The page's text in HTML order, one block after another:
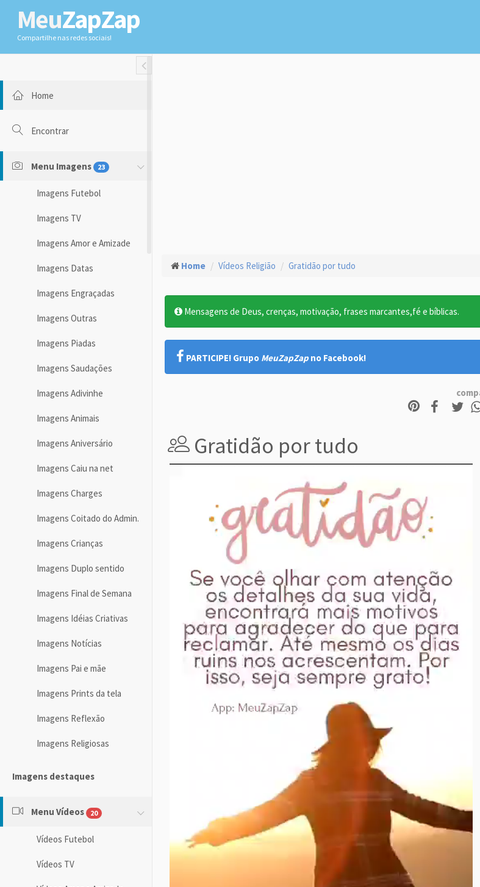
MeuZapZap
Compartilhe nas redes sociais!
Toggle Fullwidth
Home
Encontrar
Menu Imagens 23
Imagens Futebol
Imagens TV
Imagens Amor e Amizade
Imagens Datas
Imagens Engraçadas
Imagens Outras
Imagens Piadas
Imagens Saudações
Imagens Adivinhe
Imagens Animais
Imagens Aniversário
Imagens Caiu na net
Imagens Charges
Imagens Coitado do Admin.
Imagens Crianças
Imagens Duplo sentido
Imagens Final de Semana
Imagens Idéias Criativas
Imagens Notícias
Imagens Pai e mãe
Imagens Prints da tela
Imagens Reflexão
Imagens Religiosas
Imagens destaques
Menu Vídeos 20
Vídeos Futebol
Vídeos TV
Home Vídeos Religião Gratidão por tudo
Mensagens de Deus, crenças, motivação, frases marcantes,fé e bíblicas.
PARTICIPE! Grupo MeuZapZap no Facebook!
Gratidão por tudo